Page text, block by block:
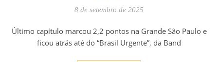
8 de setembro de 2025
Último capítulo marcou 2,2 pontos na Grande São Paulo e
ficou atrás até do “Brasil Urgente”, da Band